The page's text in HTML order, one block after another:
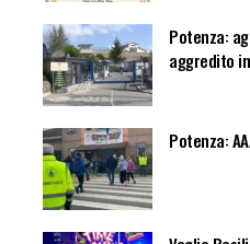
Potenza:
aggredito
Potenza: